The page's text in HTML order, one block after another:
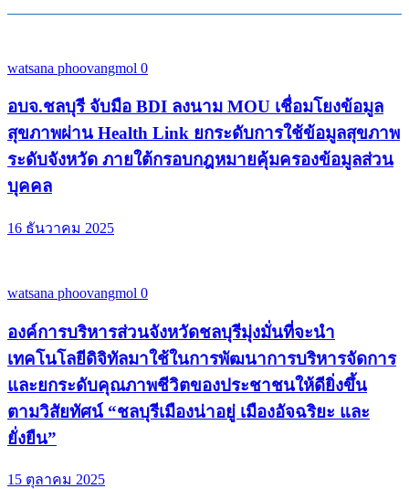
watsana phoovangmol 0
อบจ.ชลบุรี จับมือ BDI ลงนาม MOU เชื่อมโยงข้อมูล
สุขภาพผ่าน Health Link ยกระดับการใช้ข้อมูลสุขภาพ
ระดับจังหวัด ภายใต้กรอบกฎหมายคุ้มครองข้อมูลส่วน
บุคคล
16 ธันวาคม 2025
watsana phoovangmol 0
องค์การบริหารส่วนจังหวัดชลบุรีมุ่งมั่นที่จะนำ
เทคโนโลยีดิจิทัลมาใช้ในการพัฒนาการบริหารจัดการ
และยกระดับคุณภาพชีวิตของประชาชนให้ดียิ่งขึ้น
ตามวิสัยทัศน์ “ชลบุรีเมืองน่าอยู่ เมืองอัจฉริยะ และ
ยั่งยืน”
15 ตุลาคม 2025